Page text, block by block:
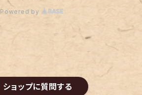
ショップに質問する
Powered by